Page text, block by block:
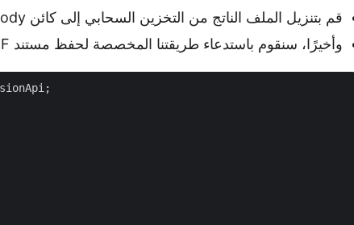
قم بتنزيل الملف الناتج من التخزين السحابي إلى كائن ResponseBody.
وأخيرًا، سنقوم باستدعاء طريقتنا المخصصة لحفظ مستند PDF الناتج على محرك النظام المحلي.